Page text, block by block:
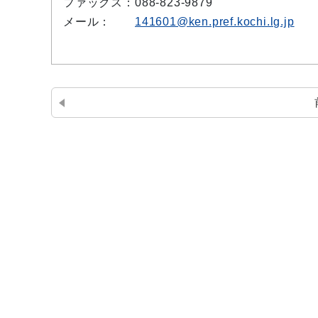
ファックス： 088-823-9879
メール：
141601@ken.pref.kochi.lg.jp